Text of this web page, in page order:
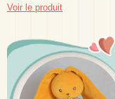
Voir le produit